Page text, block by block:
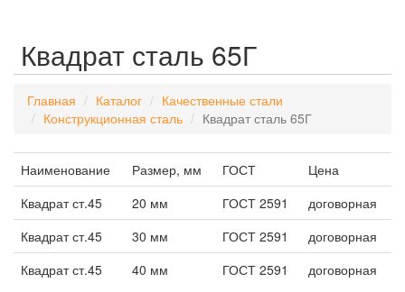
Квадрат сталь 65Г
Главная Каталог
Качественные стали
Конструкционная сталь
Квадрат сталь 65Г
Наименование Размер, мм ГОСТ
Цена
Квадрат ст.45
20 мм ГОСТ 2591
договорная
Квадрат ст.45
30 мм ГОСТ 2591
договорная
Квадрат ст.45
40 мм ГОСТ 2591 договорная